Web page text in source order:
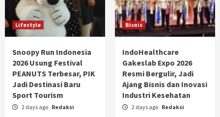
Lifestyle
Snoopy Run Indonesia
2026 Usung Festival
PEANUTS Terbesar, PIK
Jadi Destinasi Baru
Sport Tourism
2 days ago Redaksi
Bisnis
IndoHealthcare
Gakeslab Expo 2026
Resmi Bergulir, Jadi
Ajang Bisnis dan Inovasi
Industri Kesehatan
2 days ago Redaksi